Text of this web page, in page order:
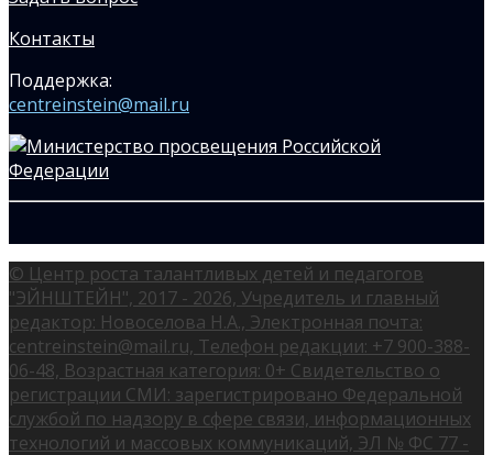
Контакты
Поддержка:
centreinstein@mail.ru
© Центр роста талантливых детей и педагогов
"ЭЙНШТЕЙН", 2017 - 2026, Учредитель и главный
редактор: Новоселова Н.А., Электронная почта:
centreinstein@mail.ru, Телефон редакции: +7 900-388-
06-48, Возрастная категория: 0+ Свидетельство о
регистрации СМИ: зарегистрировано Федеральной
службой по надзору в сфере связи, информационных
технологий и массовых коммуникаций, ЭЛ № ФС 77 -